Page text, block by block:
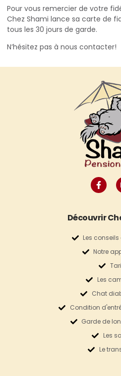
Pour vous remercier de votre
Chez Shami lance sa carte de
tous les 30 jours de garde.
N’hésitez pas à nous contacter!
Découvrir
Les
Notre
Les
Chat
Condition
Garde de
Les
Le